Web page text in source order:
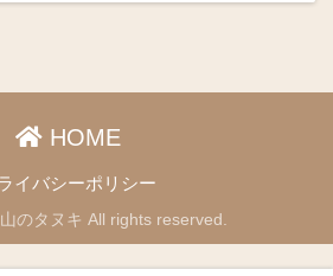
HOME
イバシーポリシー
のタヌキ All rights reserved.